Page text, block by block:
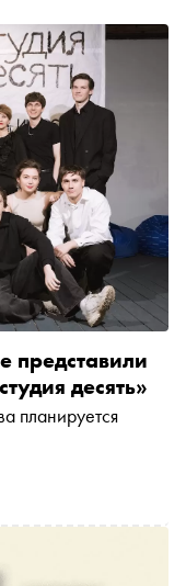
представили
десять»
планируется